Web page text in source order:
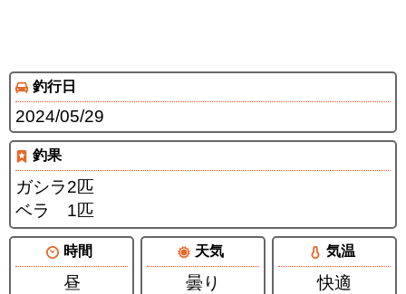
釣行日
2024/05/29
釣果
ガシラ2匹
ベラ 1匹
時間
昼
天気
曇り
気温
快適